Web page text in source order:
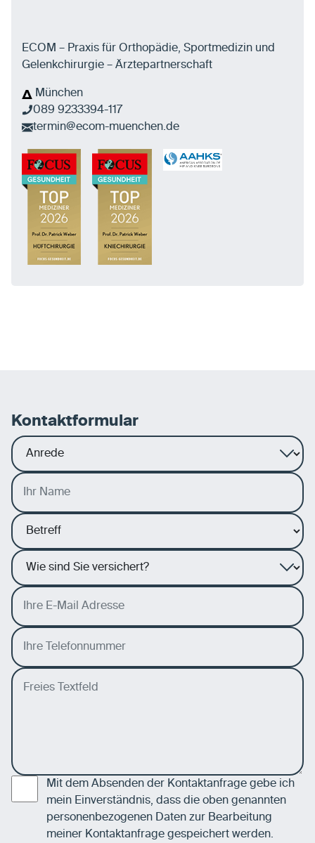
ECOM – Praxis für Orthopädie, Sportmedizin und
Gelenkchirurgie – Ärztepartnerschaft
München
089 9233394-117
termin@ecom-muenchen.de
Kontaktformular
Mit dem Absenden der Kontaktanfrage gebe ich
mein Einverständnis, dass die oben genannten
personenbezogenen Daten zur Bearbeitung
meiner Kontaktanfrage gespeichert werden.